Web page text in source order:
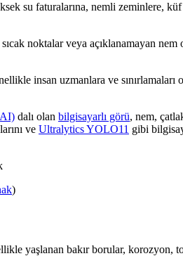
su faturalarına, nemli zeminlere,
sıcak noktalar veya açıklanamayan
insan uzmanlara ve sınırlamaları
dalı olan bilgisayarlı görü, nem,
ve Ultralytics YOLO11 gibi
)
yaşlanan bakır borular,